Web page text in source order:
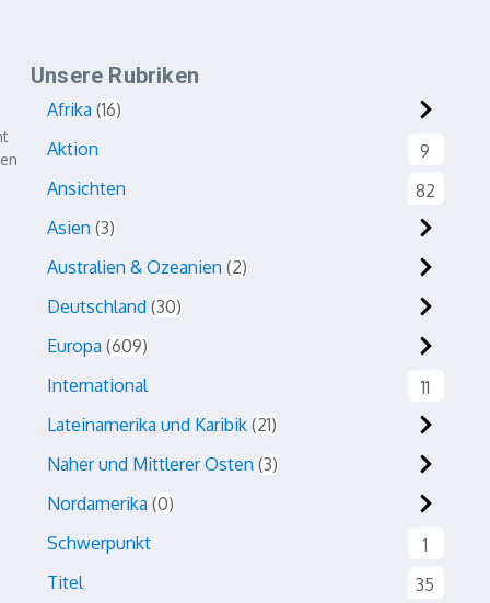
Unsere Rubriken
Afrika 16
Aktion
9
Ansichten
82
Asien 3
Australien & Ozeanien 2
Deutschland 30
Europa 609
International
11
Lateinamerika und Karibik 21
Naher und Mittlerer Osten 3
Nordamerika 0
Schwerpunkt
1
Titel
35